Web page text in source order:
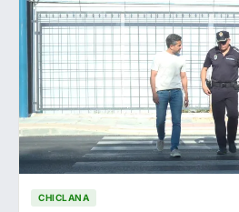
CHICLANA